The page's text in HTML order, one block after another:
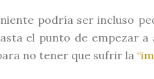
podría ser incluso
el punto de empezar
no tener que sufrir la